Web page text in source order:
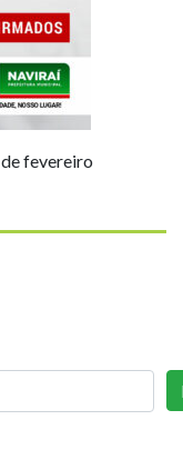
fevereiro